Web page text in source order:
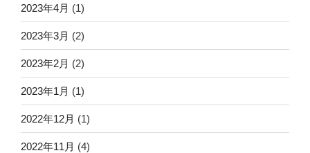
2023年4月 (1)
2023年3月 (2)
2023年2月 (2)
2023年1月 (1)
2022年12月 (1)
2022年11月 (4)